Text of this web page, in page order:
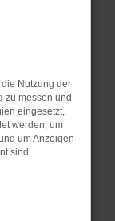
oder
sich von
Null
Nutzung der
zu messen und
eingesetzt,
werden, um
um Anzeigen
sind.